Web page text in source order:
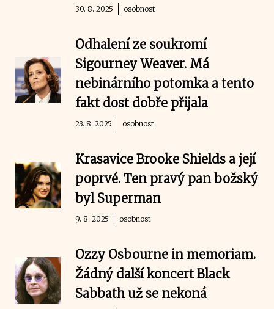
30. 8. 2025 osobnost
Odhalení ze soukromí
Sigourney Weaver. Má
nebinárního potomka a tento
fakt dost dobře přijala
23. 8. 2025 osobnost
Krasavice Brooke Shields a její
poprvé. Ten pravý pan božský
byl Superman
9. 8. 2025 osobnost
Ozzy Osbourne in memoriam.
Žádný další koncert Black
Sabbath už se nekoná